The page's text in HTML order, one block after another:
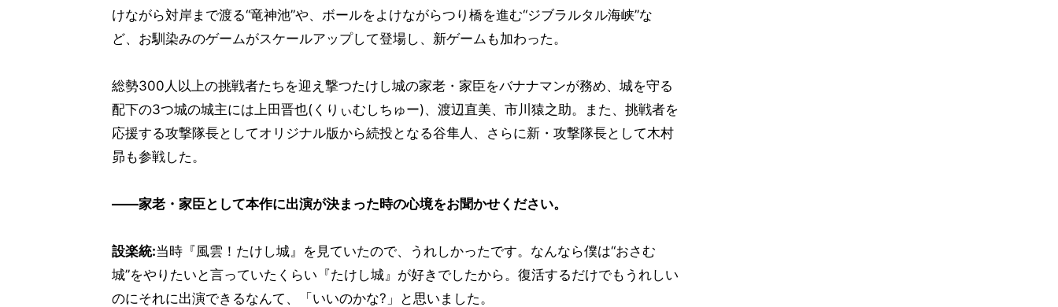
けながら対岸まで渡る“竜神池”や、ボールをよけながらつり橋を進む“ジブラルタル海峡”な
ど、お馴染みのゲームがスケールアップして登場し、新ゲームも加わった。
総勢300人以上の挑戦者たちを迎え撃つたけし城の家老・家臣をバナナマンが務め、城を守る
配下の3つ城の城主には上田晋也(くりぃむしちゅー)、渡辺直美、市川猿之助。また、挑戦者を
応援する攻撃隊長としてオリジナル版から続投となる谷隼人、さらに新・攻撃隊長として木村
昴も参戦した。
――家老・家臣として本作に出演が決まった時の心境をお聞かせください。
設楽統:当時『風雲！たけし城』を見ていたので、うれしかったです。なんなら僕は“おさむ
城”をやりたいと言っていたくらい『たけし城』が好きでしたから。復活するだけでもうれしい
のにそれに出演できるなんて、「いいのかな?」と思いました。